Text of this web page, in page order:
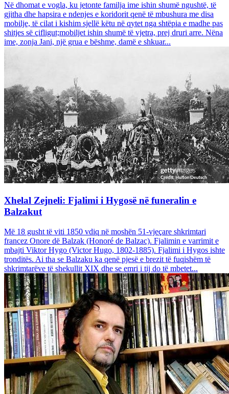
Në dhomat e vogla, ku jetonte familja ime ishin shumë ngushtë, të
gjitha dhe hapsira e ndenjes e koridorit qenë të mbushura me disa
mobilje, të cilat i kishim sjellë këtu në qytet nga shtëpia e madhe pas
shitjes së çifligut;mobiljet ishin shumë të vjetra, prej druri arre. Nëna
ime, zonja Jani, një grua e bëshme, damë e shkuar...
Xhelal Zejneli: Fjalimi i Hygosë në funeralin e
Balzakut
Më 18 gusht të viti 1850 vdiq në moshën 51-vjeçare shkrimtari
francez Onore dë Balzak (Honoré de Balzac). Fjalimin e varrimit e
mbajti Viktor Hygo (Victor Hugo, 1802-1885). Fjalimi i Hygos ishte
tronditës. Ai tha se Balzaku ka qenë pjesë e brezit të fuqishëm të
shkrimtarëve të shekullit XIX dhe se emri i tij do të mbetet...